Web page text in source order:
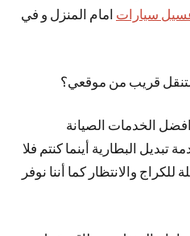
سيارات امام المنزل و في
قريب من موقعي؟
افضل الخدمات الصيانة
تبديل البطارية أينما كنتم فلا
والانتظار كما أننا نوفر